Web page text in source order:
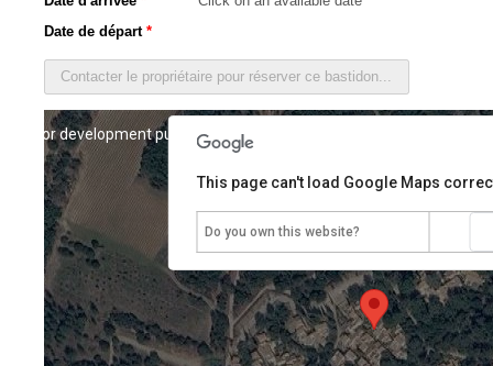
Date de départ *
For development purposes only
This page can't load Google Maps
Do you own this website?